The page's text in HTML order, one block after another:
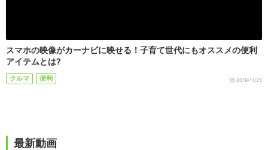
スマホの映像がカーナビに映せる！子育て世代にもオススメの便利
アイテムとは?
クルマ 便利 2019/11/25
最新動画